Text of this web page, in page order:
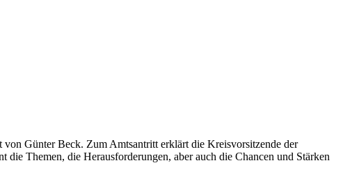
Günter Beck. Zum Amtsantritt erklärt die Kreisvorsitzende der
Themen, die Herausforderungen, aber auch die Chancen und Stärken